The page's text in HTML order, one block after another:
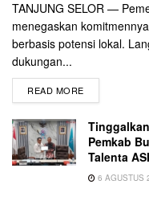
TANJUNG SELOR —
menegaskan
berbasis potensi lokal.
dukungan...
READ MORE
Pemkab
Talenta
6 AGUSTUS